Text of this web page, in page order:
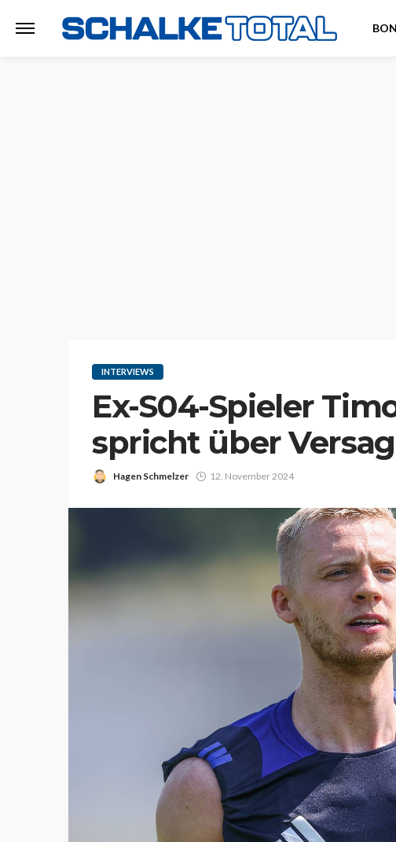
INTERVIEWS
Ex-S04-Spieler
spricht über
Hagen Schmelzer 12. November 2024